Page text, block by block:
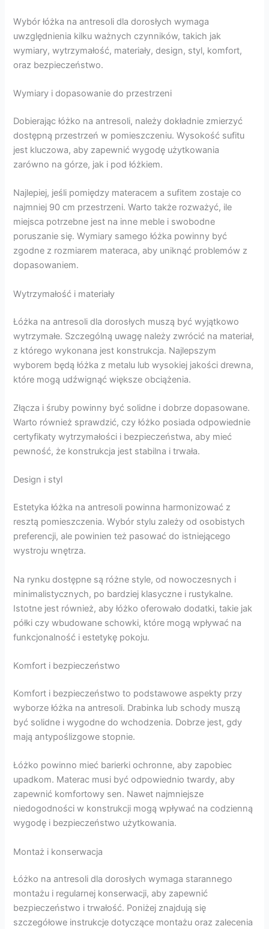
Wybór łóżka na antresoli dla dorosłych wymaga
uwzględnienia kilku ważnych czynników, takich jak
wymiary, wytrzymałość, materiały, design, styl, komfort,
oraz bezpieczeństwo.
Wymiary i dopasowanie do przestrzeni
Dobierając łóżko na antresoli, należy dokładnie zmierzyć
dostępną przestrzeń w pomieszczeniu. Wysokość sufitu
jest kluczowa, aby zapewnić wygodę użytkowania
zarówno na górze, jak i pod łóżkiem.
Najlepiej, jeśli pomiędzy materacem a sufitem zostaje co
najmniej 90 cm przestrzeni. Warto także rozważyć, ile
miejsca potrzebne jest na inne meble i swobodne
poruszanie się. Wymiary samego łóżka powinny być
zgodne z rozmiarem materaca, aby uniknąć problemów z
dopasowaniem.
Wytrzymałość i materiały
Łóżka na antresoli dla dorosłych muszą być wyjątkowo
wytrzymałe. Szczególną uwagę należy zwrócić na materiał,
z którego wykonana jest konstrukcja. Najlepszym
wyborem będą łóżka z metalu lub wysokiej jakości drewna,
które mogą udźwignąć większe obciążenia.
Złącza i śruby powinny być solidne i dobrze dopasowane.
Warto również sprawdzić, czy łóżko posiada odpowiednie
certyfikaty wytrzymałości i bezpieczeństwa, aby mieć
pewność, że konstrukcja jest stabilna i trwała.
Design i styl
Estetyka łóżka na antresoli powinna harmonizować z
resztą pomieszczenia. Wybór stylu zależy od osobistych
preferencji, ale powinien też pasować do istniejącego
wystroju wnętrza.
Na rynku dostępne są różne style, od nowoczesnych i
minimalistycznych, po bardziej klasyczne i rustykalne.
Istotne jest również, aby łóżko oferowało dodatki, takie jak
półki czy wbudowane schowki, które mogą wpływać na
funkcjonalność i estetykę pokoju.
Komfort i bezpieczeństwo
Komfort i bezpieczeństwo to podstawowe aspekty przy
wyborze łóżka na antresoli. Drabinka lub schody muszą
być solidne i wygodne do wchodzenia. Dobrze jest, gdy
mają antypoślizgowe stopnie.
Łóżko powinno mieć barierki ochronne, aby zapobiec
upadkom. Materac musi być odpowiednio twardy, aby
zapewnić komfortowy sen. Nawet najmniejsze
niedogodności w konstrukcji mogą wpływać na codzienną
wygodę i bezpieczeństwo użytkowania.
Montaż i konserwacja
Łóżko na antresoli dla dorosłych wymaga starannego
montażu i regularnej konserwacji, aby zapewnić
bezpieczeństwo i trwałość. Poniżej znajdują się
szczegółowe instrukcje dotyczące montażu oraz zalecenia